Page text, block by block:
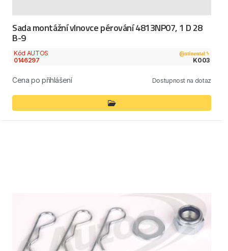
Sada montážní vlnovce pérování 4813NP07, 1 D 28
B-9
Kód AUTOS
0146297
K003
Cena po přihlášení Dostupnost na dotaz